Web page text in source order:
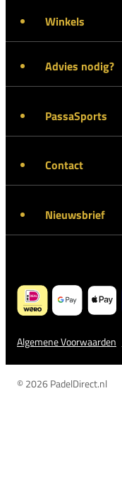
Winkels
Advies nodig?
PassaSports
Contact
Nieuwsbrief
Algemene Voorwaarden
© 2026 PadelDirect.nl